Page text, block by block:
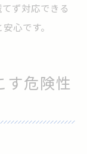
ず対応できる
心です。
す危険性